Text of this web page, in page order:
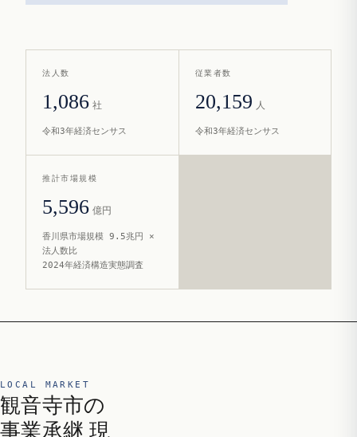
法人数
1,086 社
令和3年経済センサス
従業者数
20,159 人
令和3年経済センサス
推計市場規模
5,596 億円
香川県市場規模 9.5兆円 ×
法人数比
2024年経済構造実態調査
LOCAL MARKET
観音寺市の
事業承継 現